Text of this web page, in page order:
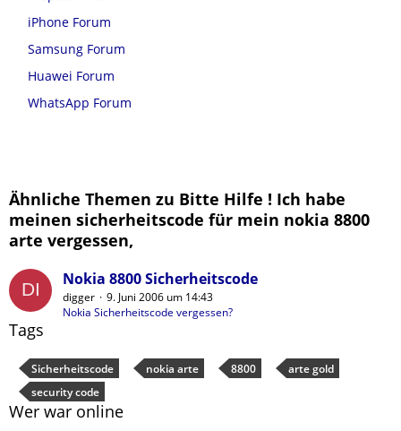
iPhone Forum
Samsung Forum
Huawei Forum
WhatsApp Forum
Ähnliche Themen zu Bitte Hilfe ! Ich habe
meinen sicherheitscode für mein nokia 8800
arte vergessen,
Nokia 8800 Sicherheitscode
digger
9. Juni 2006 um 14:43
Nokia Sicherheitscode vergessen?
Tags
Sicherheitscode nokia arte 8800
arte gold
security code
Wer war online